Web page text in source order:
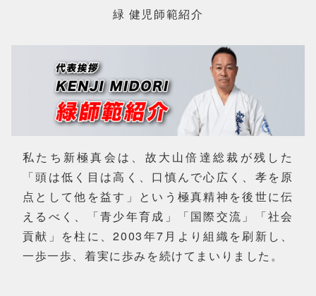
緑 健児師範紹介
私たち新極真会は、故大山倍達総裁が残した
「頭は低く目は高く、口慎んで心広く、孝を原
点として他を益す」という極真精神を後世に伝
えるべく、「青少年育成」「国際交流」「社会
貢献」を柱に、2003年7月より組織を刷新し、
一歩一歩、着実に歩みを続けてまいりました。